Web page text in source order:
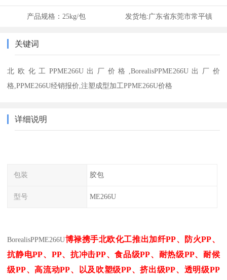
产品规格： 25kg/包 发货地:广东省东莞市常平镇
关键词
北欧化工PPME266U出厂价格,BorealisPPME266U出厂价
格,PPME266U经销报价,注塑成型加工PPME266U价格
详细说明
包装 胶包
型号 ME266U
BorealisPPME266U博禄携手北欧化工推出加纤PP、防火PP、
抗静电PP、 PP、抗冲击PP、食品级PP、耐热级PP、耐候
级PP、高流动PP、以及吹塑级PP、挤出级PP、透明级PP